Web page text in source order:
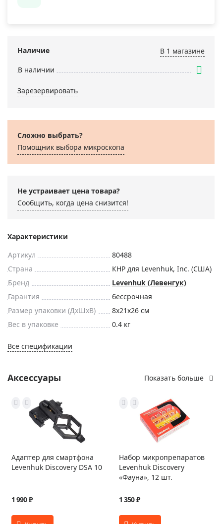
Наличие
В 1 магазинe
В наличии
Зарезервировать
Сложно выбрать?
Помощник выбора микроскoпа
Не устраивает цена товара?
Сообщить, когда цена снизится!
Характеристики
Артикул
80488
Страна
КНР для Levenhuk, Inc. (США)
Бренд
Levenhuk (Левенгук)
Гарантия
бессрочная
Размер упаковки (ДxШxВ)
8x21x26 см
Вес в упаковке
0.4 кг
Все спецификации
Аксессуары Показать больше
Адаптер для смартфона
Levenhuk Discovery DSA 10
1 990 ₽
Набор микропрепаратов
Levenhuk Discovery
«Фауна», 12 шт.
1 350 ₽